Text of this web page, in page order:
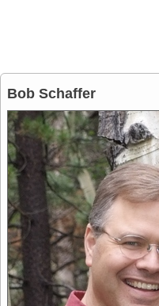
Bob Schaffer